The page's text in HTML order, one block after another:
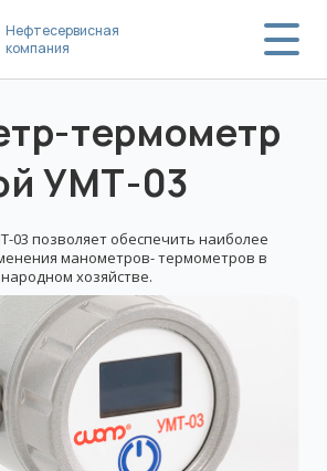
Нефтесервисная
компания
термометр
УМТ-03
03 позволяет обеспечить наиболее
манометров- термометров в
хозяйстве.